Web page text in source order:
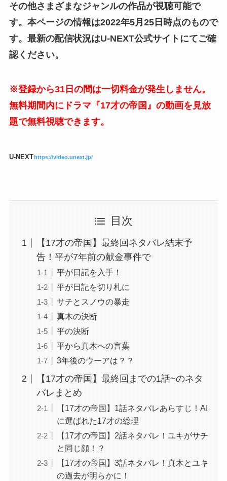
その他さまざまなジャンルの作品が視聴可能で
す。本ページの情報は2022年5月25日時点のもので
す。最新の配信状況はU-NEXT公式サイトにてご確
認ください。
※登録から31日の間は一切料金が発生しません。
無料期間内にドラマ『17才の帝国』の動画を見放
題で無料視聴できます。
U-NEXThttps://video.unext.jp/
目次
【17才の帝国】最終回ネタバレ結末予
告！平が7年前の献金事件で
平が日記を入手！
平が日記を切り札に
サチとスノウの暴走
真木の決断
平の決断
平から真木への言葉
3年後のウーアは？？
【17才の帝国】最終回までの1話~のネタ
バレまとめ
【17才の帝国】1話ネタバレあらすじ！AI
に選ばれた17才の総理
【17才の帝国】2話ネタバレ！ユキがサチ
と同じ顔！？
【17才の帝国】3話ネタバレ！真木とユキ
の過去が明らかに！